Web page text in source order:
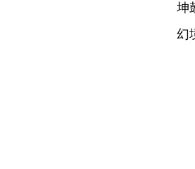
坤
幻